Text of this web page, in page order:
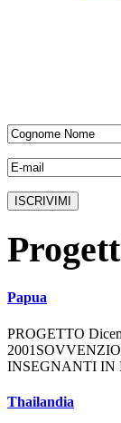
Papua
PROGETTO
INSEGNANTI IN
Thailandia